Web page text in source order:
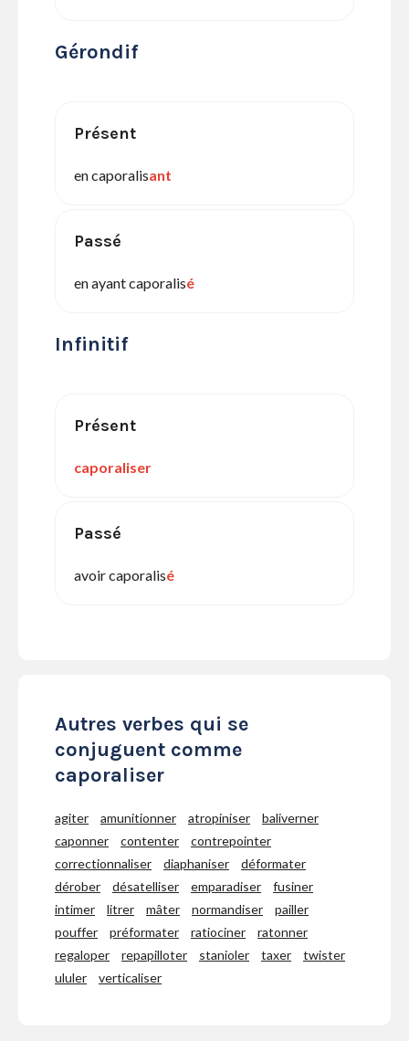
Gérondif
Présent
en caporalisant
Passé
en ayant caporalisé
Infinitif
Présent
caporaliser
Passé
avoir caporalisé
Autres verbes qui se
conjuguent comme
caporaliser
agiter amunitionner atropiniser
baliverner
caponner
contenter
contrepointer
correctionnaliser
diaphaniser
déformater
dérober
désatelliser emparadiser
fusiner
intimer
litrer mâter normandiser
pailler
pouffer
préformater ratiociner
ratonner
regaloper
repapilloter stanioler taxer
twister
ululer
verticaliser